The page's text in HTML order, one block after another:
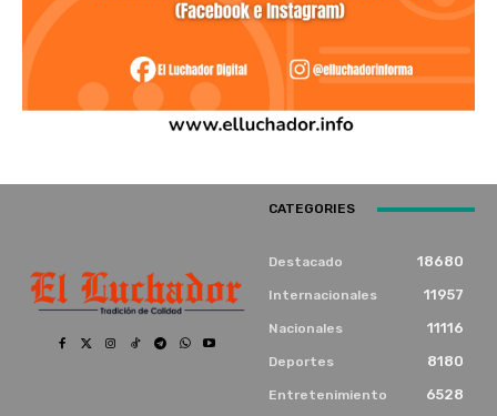
CATEGORIES
Destacado 18680
Internacionales 11957
Nacionales 11116
Deportes 8180
Entretenimiento 6528